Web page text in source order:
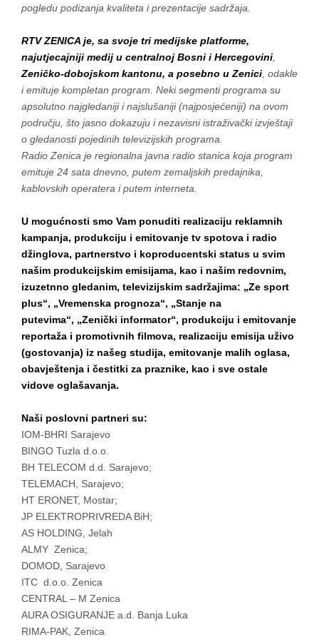
pogledu podizanja kvaliteta i prezentacije sadržaja.
RTV ZENICA je, sa svoje tri medijske platforme,
najutjecajniji medij u centralnoj Bosni i Hercegovini
Zeničko-dobojskom kantonu, a posebno u Zenici , odakle
i emituje kompletan program. Neki segmenti programa su
apsolutno najgledaniji i najslušaniji (najposjećeniji) na ovom
području, što jasno dokazuju i nezavisni istraživački izvještaji
o gledanosti pojedinih televizijskih programa.
Radio Zenica je regionalna javna radio stanica koja program
emituje 24 sata dnevno, putem zemaljskih predajnika,
kablovskih operatera i putem interneta.
U mogućnosti smo Vam ponuditi realizaciju reklamnih
kampanja, produkciju i emitovanje tv spotova i radio
džinglova, partnerstvo i koproducentski status u svim
našim produkcijskim emisijama, kao i našim redovnim,
izuzetnno gledanim, televizijskim sadržajima: „Ze sport
plus“, „Vremenska prognoza“, „Stanje na
putevima“, „Zenički informator“, produkciju i emitovanje
reportaža i promotivnih filmova, realizaciju emisija uživo
(gostovanja) iz našeg studija, emitovanje malih oglasa,
obavještenja i čestitki za praznike, kao i sve ostale
vidove oglašavanja.
Naši poslovni partneri su:
IOM-BHRI Sarajevo
BINGO Tuzla d.o.o.
BH TELECOM d.d. Sarajevo;
TELEMACH, Sarajevo;
HT ERONET, Mostar;
JP ELEKTROPRIVREDA BiH;
AS HOLDING, Jelah
ALMY Zenica;
DOMOD, Sarajevo
ITC d.o.o. Zenica
CENTRAL – M Zenica
AURA OSIGURANJE a.d. Banja Luka
RIMA-PAK, Zenica